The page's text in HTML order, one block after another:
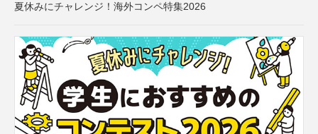
夏休みにチャレンジ！海外コンペ特集2026